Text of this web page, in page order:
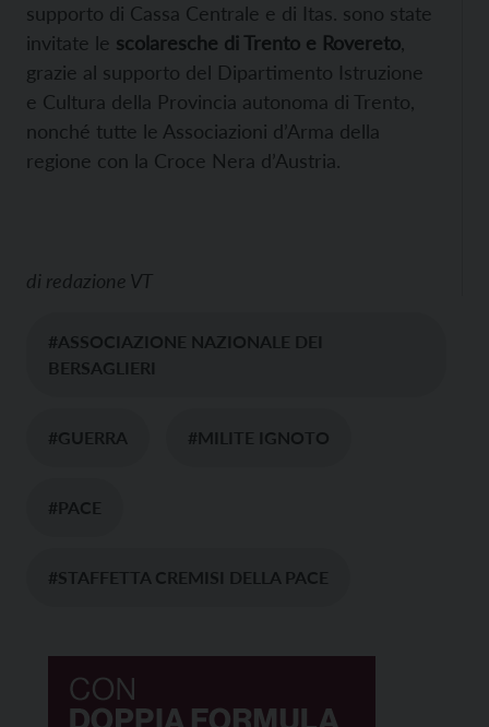
supporto di Cassa Centrale e di Itas. sono state
invitate le scolaresche di Trento e Rovereto
grazie al supporto del Dipartimento Istruzione
e Cultura della Provincia autonoma di Trento,
nonché tutte le Associazioni d’Arma della
regione con la Croce Nera d’Austria.
di redazione VT
#ASSOCIAZIONE NAZIONALE DEI
BERSAGLIERI
#GUERRA #MILITE IGNOTO
#PACE
#STAFFETTA CREMISI DELLA PACE